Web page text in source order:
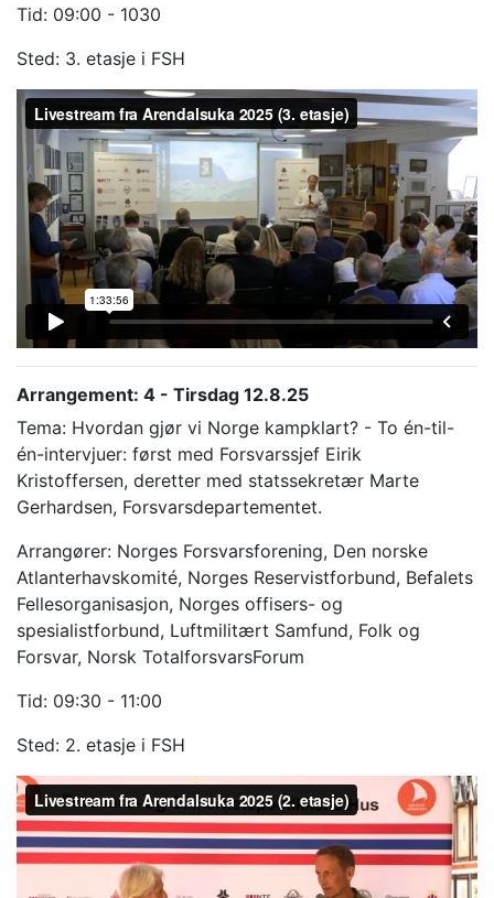
Tid: 09:00 - 1030
Sted: 3. etasje i FSH
Arrangement: 4 - Tirsdag 12.8.25
Tema: Hvordan gjør vi Norge kampklart? - To én-til-
én-intervjuer: først med Forsvarssjef Eirik
Kristoffersen, deretter med statssekretær Marte
Gerhardsen, Forsvarsdepartementet.
Arrangører: Norges Forsvarsforening, Den norske
Atlanterhavskomité, Norges Reservistforbund, Befalets
Fellesorganisasjon, Norges offisers- og
spesialistforbund, Luftmilitært Samfund, Folk og
Forsvar, Norsk TotalforsvarsForum
Tid: 09:30 - 11:00
Sted: 2. etasje i FSH